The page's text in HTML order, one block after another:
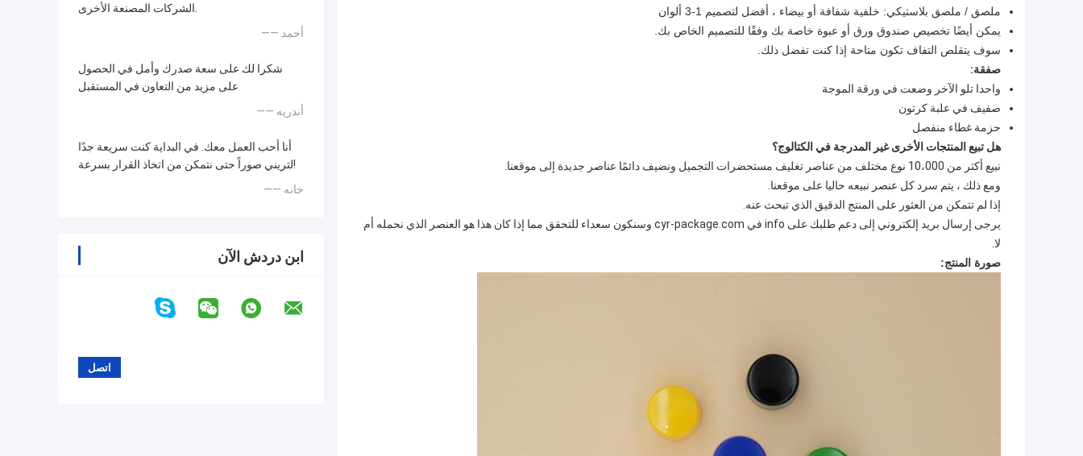
الشركات المصنعة الأخرى.
—— أحمد
شكرا لك على سعة صدرك وأمل في الحصول
على مزيد من التعاون في المستقبل
—— أندريه
أنا أحب العمل معك. في البداية كنت سريعة جدًا
لتريني صوراً حتى نتمكن من اتخاذ القرار بسرعة!
—— خانه
ابن دردش الآن
ملصق / ملصق بلاستيكي: خلفية شفافة أو بيضاء ، أفضل لتصميم 1-3 ألوان
يمكن أيضًا تخصيص صندوق ورق أو عبوة خاصة بك وفقًا للتصميم الخاص بك.
سوف يتقلص التفاف تكون متاحة إذا كنت تفضل ذلك.
صفقة:
واحدا تلو الآخر وضعت في ورقة الموجة
صفيف في علبة كرتون
حزمة غطاء منفصل
هل تبيع المنتجات الأخرى غير المدرجة في الكتالوج؟
نبيع أكثر من 10،000 نوع مختلف من عناصر تغليف مستحضرات التجميل ونضيف دائمًا عناصر جديدة إلى موقعنا.
ومع ذلك ، يتم سرد كل عنصر نبيعه حاليا على موقعنا.
إذا لم تتمكن من العثور على المنتج الدقيق الذي تبحث عنه.
يرجى إرسال بريد إلكتروني إلى دعم طلبك على info في cyr-package.com وسنكون سعداء للتحقق مما إذا كان هذا هو العنصر الذي نحمله أم
لا.
صورة المنتج: